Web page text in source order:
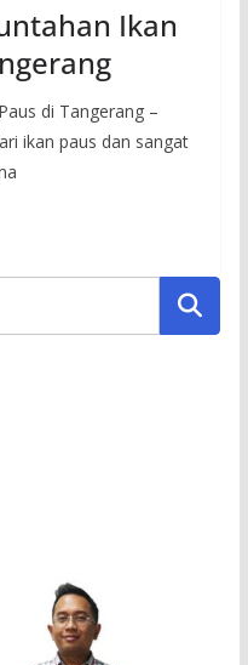
Ikan
di Tangerang –
ikan paus dan sangat